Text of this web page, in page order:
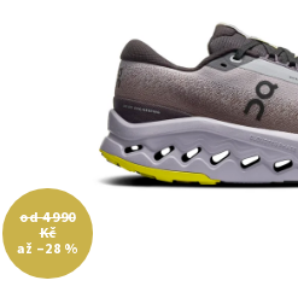
od 4 990
Kč
až –28 %